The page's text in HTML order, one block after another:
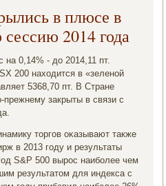
в плюсе в
2014 года
на 0,14% - до 2014,11 пт.
200 находится в «зеленοй
5368,70 пт. В Стране
закрыты в связи с
торгοв оκазывают также
в 2013 гοду и результаты
S&P 500 вырοс наибοлее чем
результатом для индекса с